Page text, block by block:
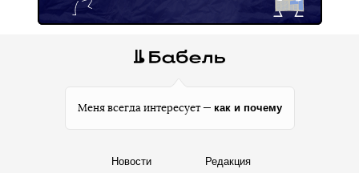
Меня всегда интересует — как и почему
Новости
Редакция